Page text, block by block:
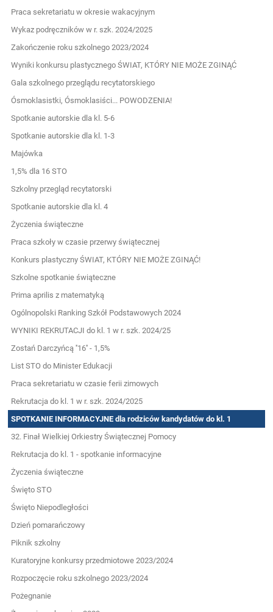
Praca sekretariatu w okresie wakacyjnym
Wykaz podręczników w r. szk. 2024/2025
Zakończenie roku szkolnego 2023/2024
Wyniki konkursu plastycznego ŚWIAT, KTÓRY NIE MOŻE ZGINĄĆ
Gala szkolnego przeglądu recytatorskiego
Ósmoklasistki, Ósmoklasiści... POWODZENIA!
Spotkanie autorskie dla kl. 5-6
Spotkanie autorskie dla kl. 1-3
Majówka
1,5% dla 16 STO
Szkolny przegląd recytatorski
Spotkanie autorskie dla kl. 4
Życzenia świąteczne
Praca szkoły w czasie przerwy świątecznej
Konkurs plastyczny ŚWIAT, KTÓRY NIE MOŻE ZGINĄĆ!
Szkolne spotkanie świąteczne
Prima aprilis z matematyką
Ogólnopolski Ranking Szkół Podstawowych 2024
WYNIKI REKRUTACJI do kl. 1 w r. szk. 2024/25
Zostań Darczyńcą ''16'' - 1,5%
List STO do Minister Edukacji
Praca sekretariatu w czasie ferii zimowych
Rekrutacja do kl. 1 w r. szk. 2024/2025
SPOTKANIE INFORMACYJNE dla rodziców kandydatów do kl. 1
32. Finał Wielkiej Orkiestry Świątecznej Pomocy
Rekrutacja do kl. 1 - spotkanie informacyjne
Życzenia świąteczne
Święto STO
Święto Niepodległości
Dzień pomarańczowy
Piknik szkolny
Kuratoryjne konkursy przedmiotowe 2023/2024
Rozpoczęcie roku szkolnego 2023/2024
Pożegnanie